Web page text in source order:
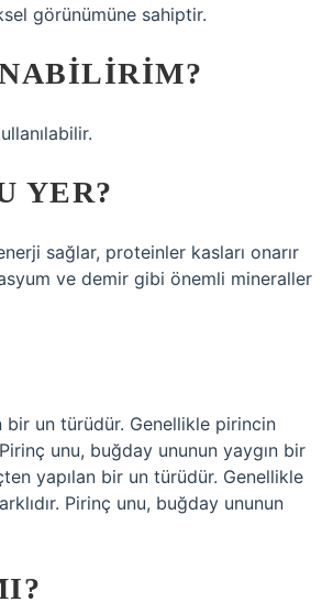
görünümüne sahiptir.
YER?
sağlar, proteinler kasları onarır
ve demir gibi önemli mineraller
un türüdür. Genellikle pirincin
unu, buğday ununun yaygın bir
yapılan bir un türüdür. Genellikle
Pirinç unu, buğday ununun